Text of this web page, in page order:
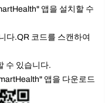
앱을 설치할 수
다.QR 코드를 스캔하여
수 있습니다.
앱을 다운로드